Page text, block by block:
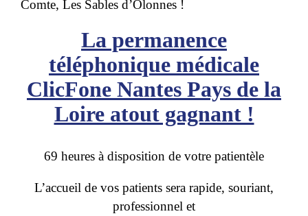
Comte, Les Sables d’Olonnes !
La permanence
téléphonique médicale
ClicFone Nantes Pays de la
Loire atout gagnant !
69 heures à disposition de votre patientèle
L’accueil de vos patients sera rapide, souriant,
professionnel et